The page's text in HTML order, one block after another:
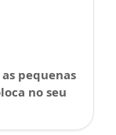
pequenas
no seu